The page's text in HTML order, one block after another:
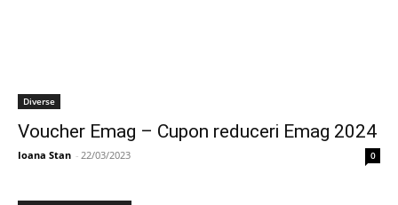
Diverse
Voucher Emag – Cupon reduceri Emag 2024
Ioana Stan - 22/03/2023 0